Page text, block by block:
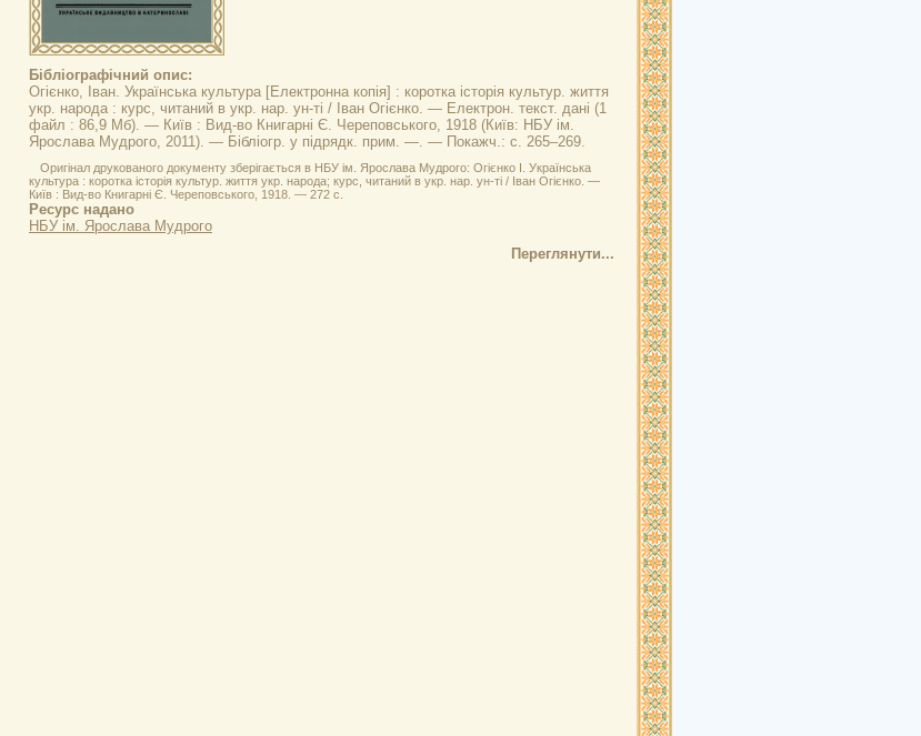
Бібліографічний опис:
Огієнко, Іван. Українська культура [Електронна копія] : коротка історія культур. життя
укр. народа : курс, читаний в укр. нар. ун-ті / Іван Огієнко. — Електрон. текст. дані (1
файл : 86,9 Мб). — Київ : Вид-во Книгарні Є. Череповського, 1918 (Київ: НБУ ім.
Ярослава Мудрого, 2011). — Бібліогр. у підрядк. прим. —. — Покажч.: с. 265–269.
Оригінал друкованого документу зберігається в НБУ ім. Ярослава Мудрого: Огієнко І. Українська
культура : коротка історія культур. життя укр. народа; курс, читаний в укр. нар. ун-ті / Іван Огієнко. —
Київ : Вид-во Книгарні Є. Череповського, 1918. — 272 с.
Ресурс надано
НБУ ім. Ярослава Мудрого
Переглянути...